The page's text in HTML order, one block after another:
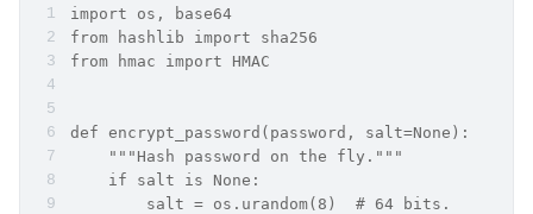
import os, base64
from hashlib import sha256
from hmac import HMAC
def encrypt_password(password, salt=None):
    """Hash password on the fly."""
    if salt is None:
        salt = os.urandom(8)  # 64 bits.